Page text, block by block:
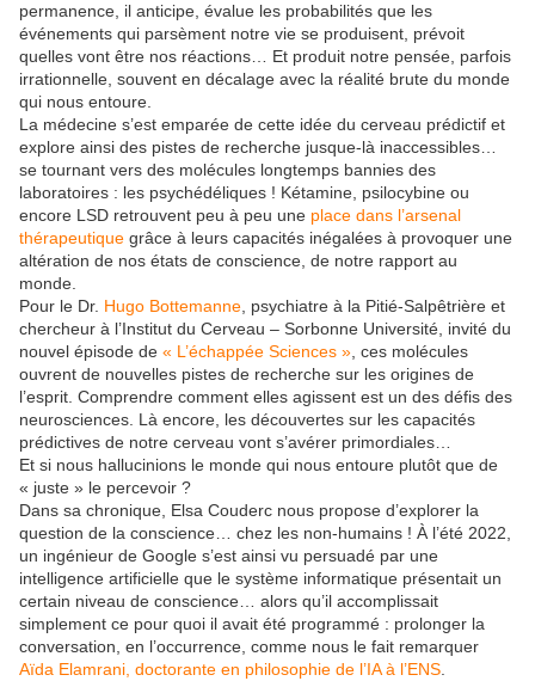
permanence, il anticipe, évalue les probabilités que les
événements qui parsèment notre vie se produisent, prévoit
quelles vont être nos réactions… Et produit notre pensée, parfois
irrationnelle, souvent en décalage avec la réalité brute du monde
qui nous entoure.
La médecine s’est emparée de cette idée du cerveau prédictif et
explore ainsi des pistes de recherche jusque-là inaccessibles…
se tournant vers des molécules longtemps bannies des
laboratoires : les psychédéliques ! Kétamine, psilocybine ou
encore LSD retrouvent peu à peu une place dans l’arsenal
thérapeutique grâce à leurs capacités inégalées à provoquer une
altération de nos états de conscience, de notre rapport au
monde.
Pour le Dr. Hugo Bottemanne , psychiatre à la Pitié-Salpêtrière et
chercheur à l’Institut du Cerveau – Sorbonne Université, invité du
nouvel épisode de « L’échappée Sciences » , ces molécules
ouvrent de nouvelles pistes de recherche sur les origines de
l’esprit. Comprendre comment elles agissent est un des défis des
neurosciences. Là encore, les découvertes sur les capacités
prédictives de notre cerveau vont s’avérer primordiales…
Et si nous hallucinions le monde qui nous entoure plutôt que de
« juste » le percevoir ?
Dans sa chronique, Elsa Couderc nous propose d’explorer la
question de la conscience… chez les non-humains ! À l’été 2022,
un ingénieur de Google s’est ainsi vu persuadé par une
intelligence artificielle que le système informatique présentait un
certain niveau de conscience… alors qu’il accomplissait
simplement ce pour quoi il avait été programmé : prolonger la
conversation, en l’occurrence, comme nous le fait remarquer
Aïda Elamrani, doctorante en philosophie de l’IA à l’ENS